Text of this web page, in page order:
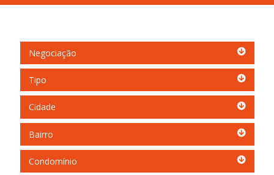
Negociação
Tipo
Cidade
Cidade
Bairro
Condomínio